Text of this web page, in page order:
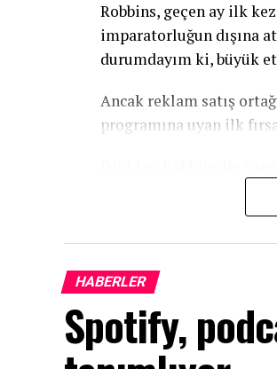
Robbins, geçen ay ilk
imparatorluğun dışına
durumdayım ki, büyük
Ancak reklam satış
programına uyan ilk
yayıncılığının
peşinden koşmadan
Robbins gibi bir isim
Cannes’a katılmadan
düşünüyordu. Ve işini
HABERLER
Spotify,